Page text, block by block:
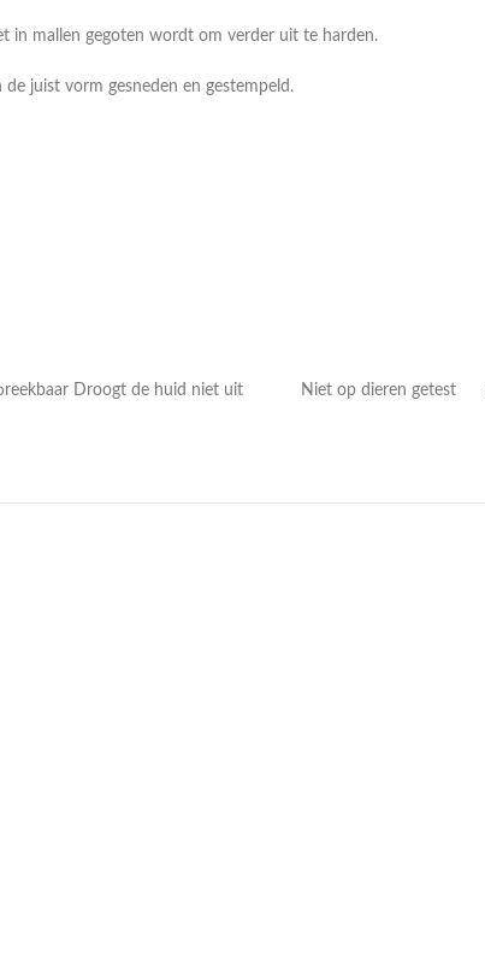
in mallen gegoten wordt om verder uit te harden.
juist vorm gesneden en gestempeld.
Droogt de huid niet uit Niet op dieren getest